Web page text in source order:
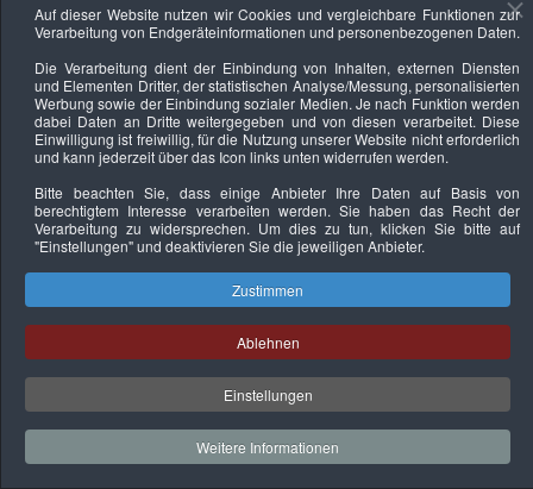
Keine Termine
Datenschutzerklärung Urheberrechtsnachweise Nachhaltigkeit
Copyright © 2026. Bundesverband Deutscher
Sachverständiger und Fachgutachter e.V..
Auf dieser Website nutzen wir Cookies und vergleichbare Funktionen zur
Verarbeitung von Endgeräteinformationen und personenbezogenen Daten.
Die Verarbeitung dient der Einbindung von Inhalten, externen Diensten
und Elementen Dritter, der statistischen Analyse/Messung, personalisierten
Werbung sowie der Einbindung sozialer Medien. Je nach Funktion werden
dabei Daten an Dritte weitergegeben und von diesen verarbeitet. Diese
Einwilligung ist freiwillig, für die Nutzung unserer Website nicht erforderlich
und kann jederzeit über das Icon links unten widerrufen werden.
Bitte beachten Sie, dass einige Anbieter Ihre Daten auf Basis von
berechtigtem Interesse verarbeiten werden. Sie haben das Recht der
Verarbeitung zu widersprechen. Um dies zu tun, klicken Sie bitte auf
"Einstellungen"und deaktivieren Sie die jeweiligen Anbieter.
Zustimmen
Ablehnen
Einstellungen
Weitere Informationen